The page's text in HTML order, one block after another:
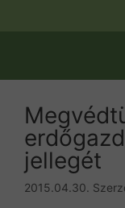
jellegét
2015.04.30.